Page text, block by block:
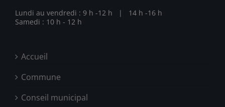
Lundi au vendredi : 9 h -12 h | 14 h -16 h
Samedi : 10 h - 12 h
Accueil
Commune
Conseil municipal